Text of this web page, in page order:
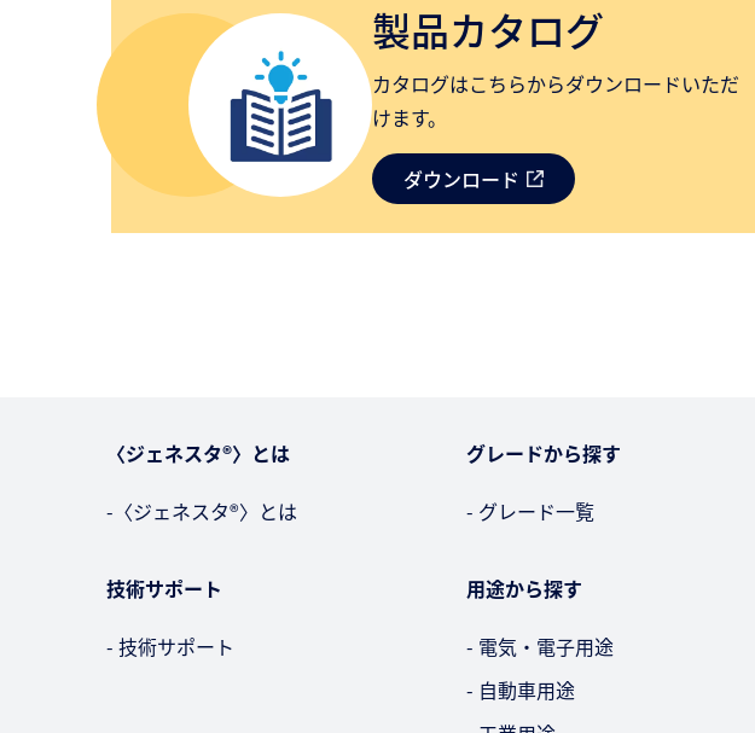
製品カタログ
カタログはこちらからダウンロードいただ
けます。
ダウンロード
〈ジェネスタ®〉とは
-〈ジェネスタ®〉とは
技術サポート
- 技術サポート
グレードから探す
- グレード一覧
用途から探す
- 電気・電子用途
- 自動車用途